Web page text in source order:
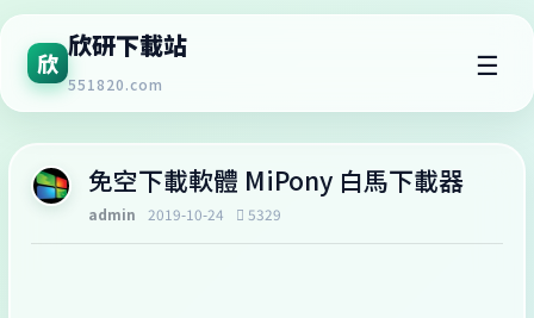
欣
欣研下載站
551820.com
☰
免空下載軟體 MiPony 白馬下載器
admin 2019-10-24 5329